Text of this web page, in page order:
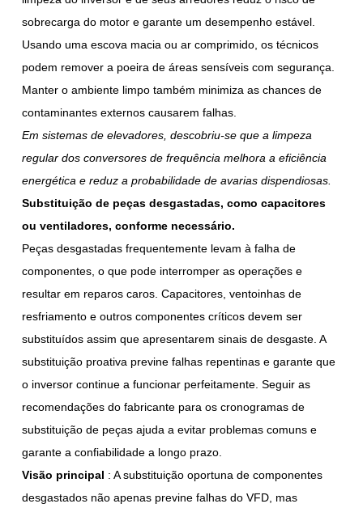
sobrecarga do motor e garante um desempenho estável.
Usando uma escova macia ou ar comprimido, os técnicos
podem remover a poeira de áreas sensíveis com segurança.
Manter o ambiente limpo também minimiza as chances de
contaminantes externos causarem falhas.
Em sistemas de elevadores, descobriu-se que a limpeza
regular dos conversores de frequência melhora a eficiência
energética e reduz a probabilidade de avarias dispendiosas.
Substituição de peças desgastadas, como capacitores
ou ventiladores, conforme necessário.
Peças desgastadas frequentemente levam à falha de
componentes, o que pode interromper as operações e
resultar em reparos caros. Capacitores, ventoinhas de
resfriamento e outros componentes críticos devem ser
substituídos assim que apresentarem sinais de desgaste. A
substituição proativa previne falhas repentinas e garante que
o inversor continue a funcionar perfeitamente. Seguir as
recomendações do fabricante para os cronogramas de
substituição de peças ajuda a evitar problemas comuns e
garante a confiabilidade a longo prazo.
Visão principal : A substituição oportuna de componentes
desgastados não apenas previne falhas do VFD, mas